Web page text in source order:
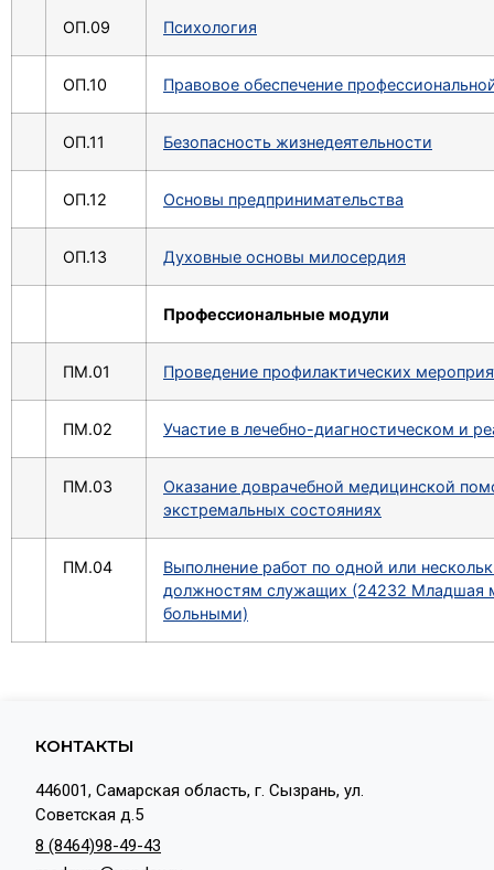
ОП.09 Психология
ОП.10 Правовое обеспечение
ОП.11 Безопасность жизнедеятельности
ОП.12 Основы предпринимательства
ОП.13 Духовные основы милосердия
Профессиональные модули
ПМ.01 Проведение профилактических
ПМ.02 Участие в лечебно-диагностическом и
ПМ.03
Оказание доврачебной медицинской
экстремальных состояниях
ПМ.04
Выполнение работ по одной или
должностям служащих (24232 Младшая
больными)
КОНТАКТЫ
446001, Самарская область, г. Сызрань, ул.
Советская д.5
8 (8464)98-49-43